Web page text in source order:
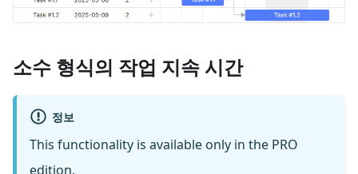
소수 형식의 작업 지속 시간
정보
This functionality is available only in the PRO
edition.